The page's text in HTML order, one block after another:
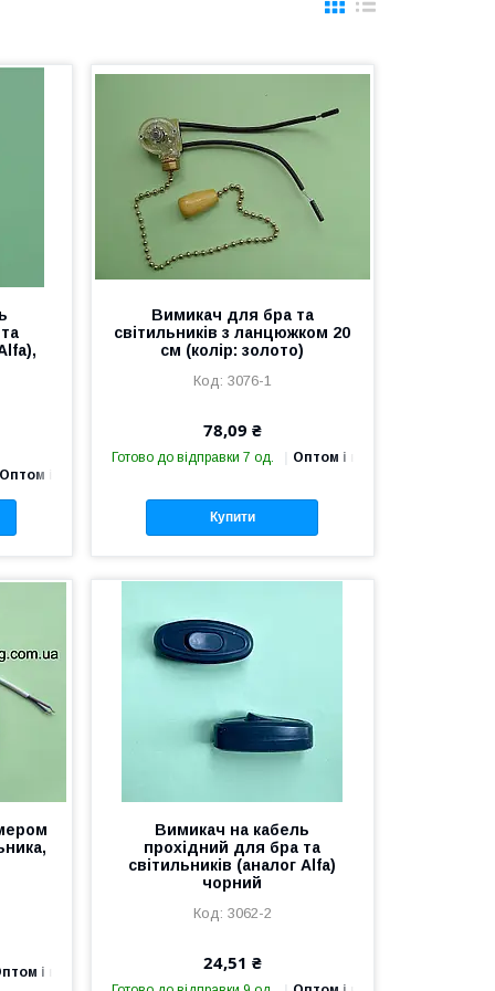
Оптом і в роздріб
Вимикач для бра та
світильників з ланцюжком 20
см (колір: золото)
3076-1
78,09 ₴
Готово до відправки 7 од. Оптом і в роздріб
Купити
і в роздріб
Вимикач на кабель
прохідний для бра та
світильників (аналог Alfa)
чорний
3062-2
24,51 ₴